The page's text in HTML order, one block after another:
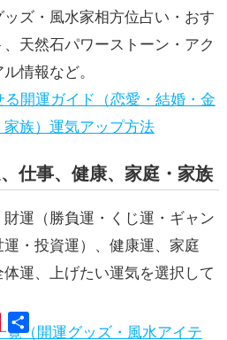
ズ・風水家相方位占い・おす
天然石パワーストーン・アク
情報など。
開運ガイド（恋愛・結婚・金
族）運気アップ方法
仕事、健康、家庭・家族
運（勝負運・くじ運・ギャン
・投資運）、健康運、家庭
運、上げたい運気を選択して
（開運グッズ・風水アイテ
Pinterest
有